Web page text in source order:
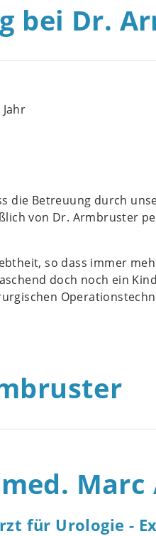
bei Dr.
die Betreuung durch
von Dr. Armbruster
so dass immer
doch noch ein
für Urologie -